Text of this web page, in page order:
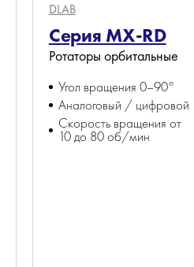
DLAB
Серия MX-RD
Ротаторы орбитальные
Угол вращения 0–90°
Аналоговый / цифровой
Скорость вращения от
10 до 80 об/мин